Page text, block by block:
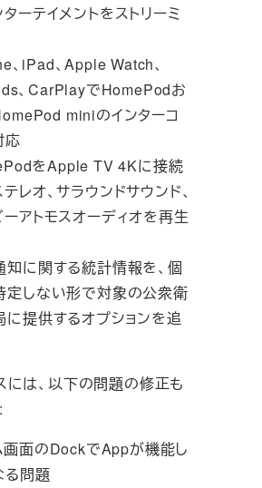
ーテイメントをストリーミ
、iPad、Apple Watch、
、CarPlayでHomePodお
miniのインターコ
応
をApple TV 4Kに接続
レオ、サラウンドサウンド、
ーアトモスオーディオを再生
知に関する統計情報を、個
定しない形で対象の公衆衛
に提供するオプションを追
には、以下の問題の修正も
画面のDockでAppが機能し
る問題